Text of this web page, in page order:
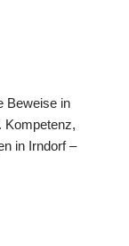
Beweise in
Kompetenz,
in Irndorf –